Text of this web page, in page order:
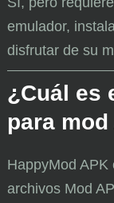
emulador,
disfrutar de su
¿Cuál es
para mod
HappyMod
archivos Mod